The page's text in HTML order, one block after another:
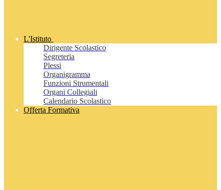
L'Istituto
Dirigente Scolastico
Segreteria
Plessi
Organigramma
Funzioni Strumentali
Organi Collegiali
Calendario Scolastico
Offerta Formativa